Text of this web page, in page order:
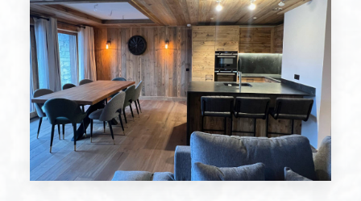
03/04/2027 au 10/04/2027
3100€
10/04/2027 au 17/04/2027
17/04/2027 au 24/04/2027
24/04/2027 au 01/05/2027
01/05/2027 au 08/05/2027
1990€